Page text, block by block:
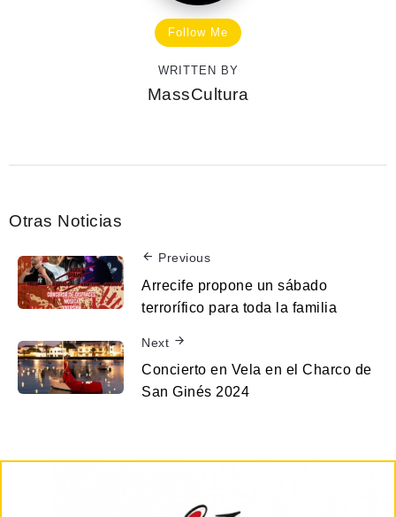
Follow Me
WRITTEN BY
MassCultura
Otras Noticias
Previous
Arrecife propone un sábado
terrorífico para toda la familia
Next
Concierto en Vela en el Charco de
San Ginés 2024